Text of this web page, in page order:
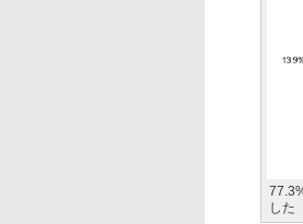
した